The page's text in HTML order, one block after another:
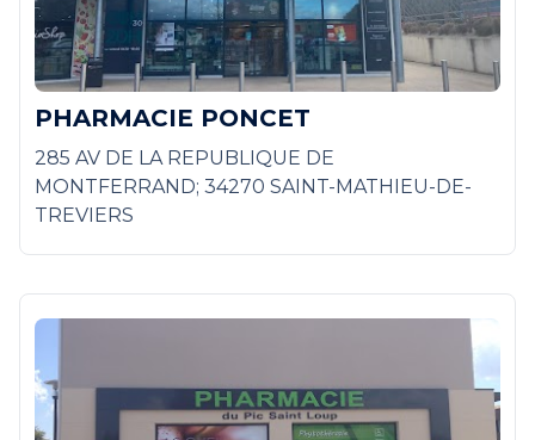
PHARMACIE PONCET
285 AV DE LA REPUBLIQUE DE
MONTFERRAND; 34270 SAINT-MATHIEU-DE-
TREVIERS